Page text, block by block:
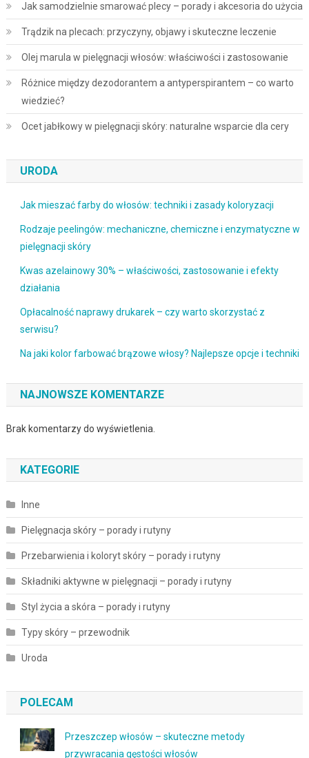
Jak samodzielnie smarować plecy – porady i akcesoria do użycia
Trądzik na plecach: przyczyny, objawy i skuteczne leczenie
Olej marula w pielęgnacji włosów: właściwości i zastosowanie
Różnice między dezodorantem a antyperspirantem – co warto
wiedzieć?
Ocet jabłkowy w pielęgnacji skóry: naturalne wsparcie dla cery
URODA
Jak mieszać farby do włosów: techniki i zasady koloryzacji
Rodzaje peelingów: mechaniczne, chemiczne i enzymatyczne w
pielęgnacji skóry
Kwas azelainowy 30% – właściwości, zastosowanie i efekty
działania
Opłacalność naprawy drukarek – czy warto skorzystać z
serwisu?
Na jaki kolor farbować brązowe włosy? Najlepsze opcje i techniki
NAJNOWSZE KOMENTARZE
Brak komentarzy do wyświetlenia.
KATEGORIE
Inne
Pielęgnacja skóry – porady i rutyny
Przebarwienia i koloryt skóry – porady i rutyny
Składniki aktywne w pielęgnacji – porady i rutyny
Styl życia a skóra – porady i rutyny
Typy skóry – przewodnik
Uroda
POLECAM
Przeszczep włosów – skuteczne metody
przywracania gęstości włosów